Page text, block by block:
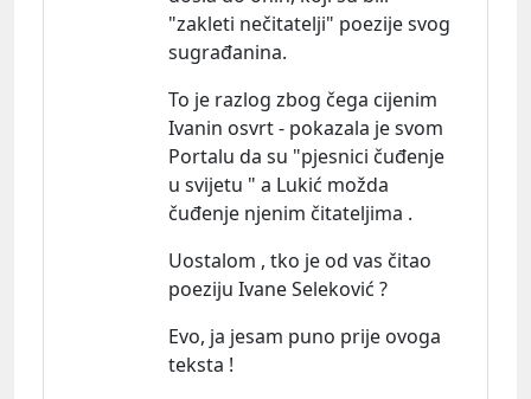
"zakleti nečitatelji" poezije svog
sugrađanina.
To je razlog zbog čega cijenim
Ivanin osvrt - pokazala je svom
Portalu da su "pjesnici čuđenje
u svijetu " a Lukić možda
čuđenje njenim čitateljima .
Uostalom , tko je od vas čitao
poeziju Ivane Seleković ?
Evo, ja jesam puno prije ovoga
teksta !